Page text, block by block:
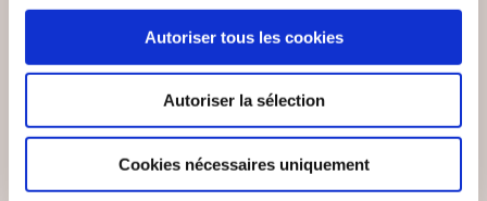
Autoriser tous les cookies
Autoriser la sélection
Cookies nécessaires uniquement
NEW